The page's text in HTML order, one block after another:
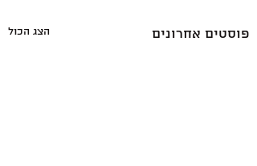
פוסטים אחרונים הצג הכול